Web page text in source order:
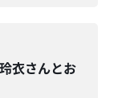
衣さんとお